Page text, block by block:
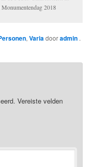
2018
,Variadooradmin .
Vereiste velden